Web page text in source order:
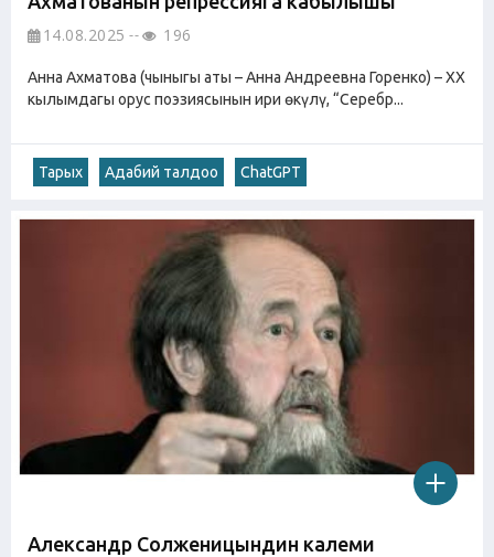
14.08.2025 196
Анна Ахматова (чыныгы аты – Анна Андреевна Горенко) – ХХ
кылымдагы орус поэзиясынын ири өкүлү, “Серебр...
Тарых Адабий талдоо ChatGPT
Александр Солженицындин калеми